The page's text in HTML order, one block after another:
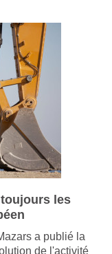
les
a publié la